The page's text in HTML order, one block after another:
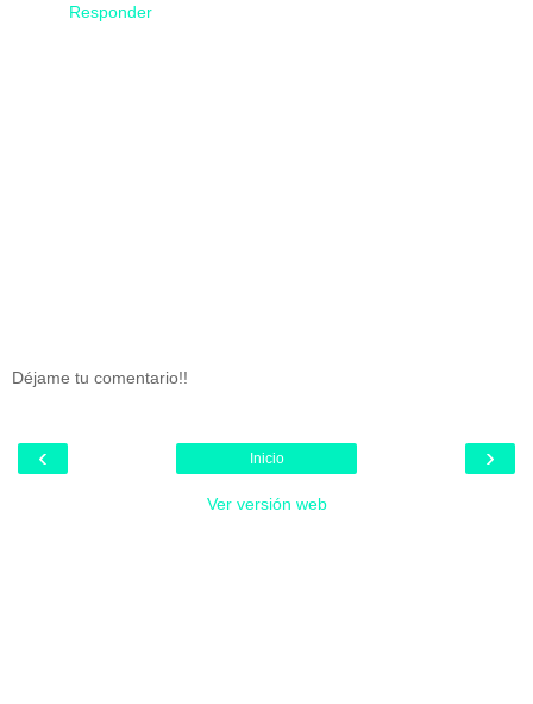
Responder
Déjame tu comentario!!
‹ ›
Inicio
Ver versión web